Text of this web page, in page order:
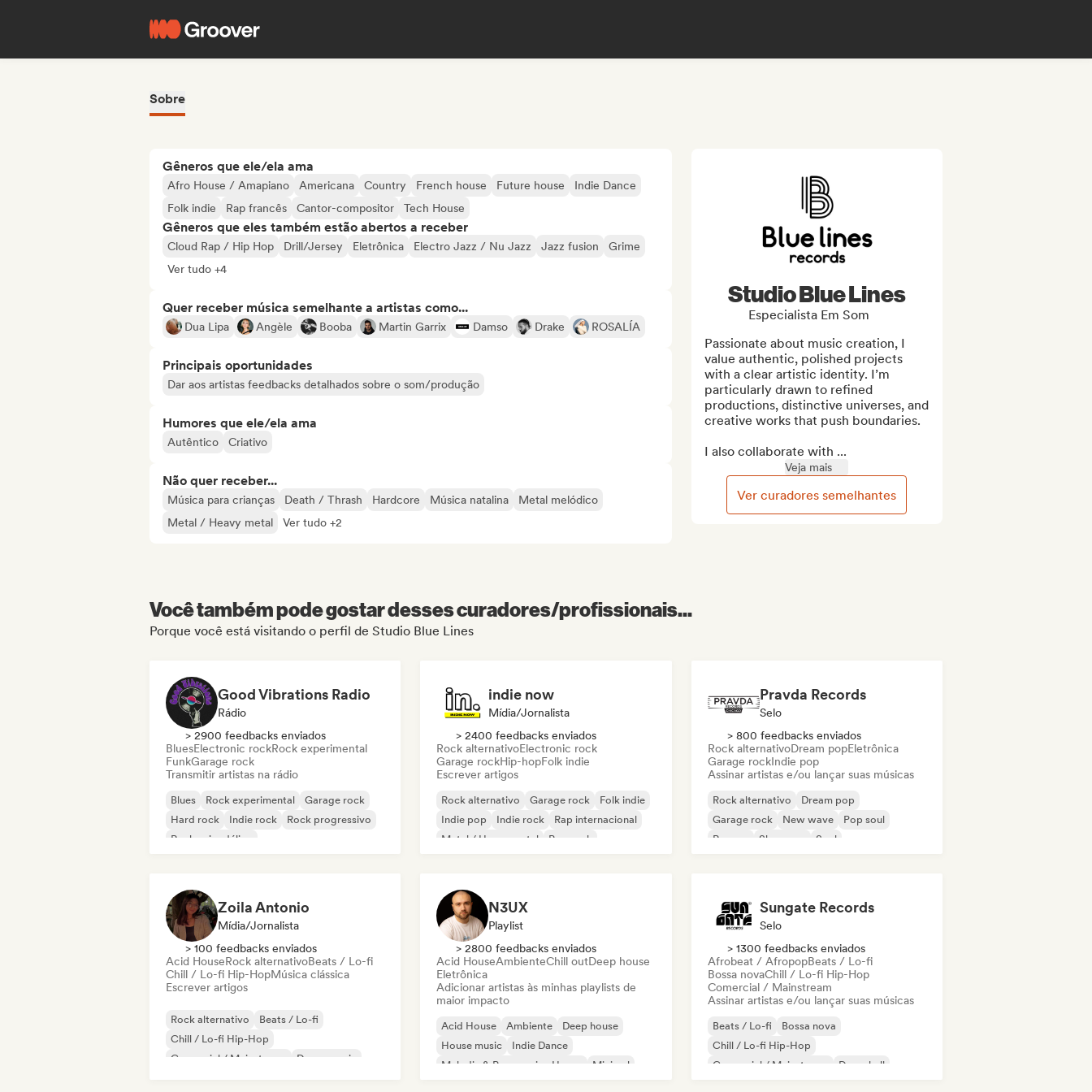
Sobre
Gêneros que ele/ela ama
Afro House / Amapiano Americana Country French house Future house
Indie Dance
Folk indie
Rap francês Cantor-compositor Tech House
Gêneros que eles também estão abertos a receber
Cloud Rap / Hip Hop Drill/Jersey Eletrônica Electro Jazz / Nu Jazz Jazz fusion
Grime
Ver tudo +4
Quer receber música semelhante a artistas como...
Dua Lipa Angèle Booba Martin Garrix Damso Drake ROSALÍA
Principais oportunidades
Dar aos artistas feedbacks detalhados sobre o som/produção
Humores que ele/ela ama
Autêntico Criativo
Não quer receber...
Música para crianças Death / Thrash Hardcore Música natalina
Metal melódico
Metal / Heavy metal
Ver tudo +2
Studio Blue Lines
Especialista Em Som
Passionate about music creation, I
value authentic, polished projects
with a clear artistic identity. I’m
particularly drawn to refined
productions, distinctive universes, and
creative works that push boundaries.
I also collaborate with ...
Veja mais
Ver curadores semelhantes
Você também pode gostar desses curadores/profissionais...
Porque você está visitando o perfil de Studio Blue Lines
Good Vibrations Radio
Rádio
> 2900 feedbacks enviados
BluesElectronic rockRock experimental
FunkGarage rock
Transmitir artistas na rádio
Blues Rock experimental
Garage rock
Hard rock
Indie rock
Rock progressivo
Rock psicodélico
indie now
Mídia/Jornalista
> 2400 feedbacks enviados
Rock alternativoElectronic rock
Garage rockHip-hopFolk indie
Escrever artigos
Rock alternativo Garage rock
Folk indie
Indie pop
Indie rock
Rap internacional
Metal / Heavy metal
Pop rock
Pravda Records
Selo
> 800 feedbacks enviados
Rock alternativoDream popEletrônica
Garage rockIndie pop
Assinar artistas e/ou lançar suas músicas
Rock alternativo
Dream pop
Garage rock
New wave
Pop soul
Reggae
Shoegaze Soul
Zoila Antonio
Mídia/Jornalista
> 100 feedbacks enviados
Acid HouseRock alternativoBeats / Lo-fi
Chill / Lo-fi Hip-HopMúsica clássica
Escrever artigos
Rock alternativo
Beats / Lo-fi
Chill / Lo-fi Hip-Hop
Comercial / Mainstream
Dance music
N3UX
Playlist
> 2800 feedbacks enviados
Acid HouseAmbienteChill outDeep house
Eletrônica
Adicionar artistas às minhas playlists de
maior impacto
Acid House Ambiente
Deep house
House music
Indie Dance
Melodic & Progressive House
Minimal
Sungate Records
Selo
> 1300 feedbacks enviados
Afrobeat / AfropopBeats / Lo-fi
Bossa novaChill / Lo-fi Hip-Hop
Comercial / Mainstream
Assinar artistas e/ou lançar suas músicas
Beats / Lo-fi
Bossa nova
Chill / Lo-fi Hip-Hop
Comercial / Mainstream
Dancehall